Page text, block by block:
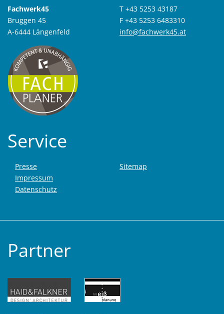
Fachwerk45
Bruggen 45
A-6444 Längenfeld
T +43 5253 43187
F +43 5253 6483310
info@fachwerk45.at
Service
Presse
Impressum
Datenschutz
Sitemap
Partner